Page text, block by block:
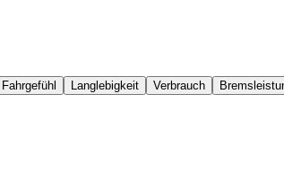
Fahrgefühl Langlebigkeit Verbrauch